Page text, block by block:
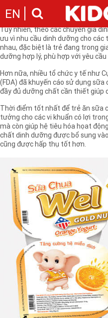
EN
Giới thiệu
Câu chuyện KIDO
Chặng đường
Cam kết của KIDO
Ngành hàng
Ngành dầu
Ngành gia vị
Ngành bánh
Tin tức
Tin tức & sự kiện
Thông cáo báo chí của
Thông điệp
Ban điều hành
Báo cáo
Các công ty thành viên
Liên hệ
Nghề nghiệp
Giới thiệu
Người Việt Nam thường có thói
sữa chua cho cả gia đình.
Tuy nhiên, theo các chuyên gia
ưu vì nhu cầu dinh dưỡng cho các
nhau, đặc biệt là trẻ đang trong
dưỡng hợp lý, phù hợp với yêu
Hơn nữa, nhiều tổ chức y tế như
(FDA) đã khuyến cáo sử dụng
đầy đủ dưỡng chất cần thiết giúp
Thời điểm tốt nhất để trẻ ăn sữa
tưởng cho các vi khuẩn có lợi
mà còn giúp hệ tiêu hóa họat
chất dinh dưỡng được bổ sung
cũng được hấp thụ tốt hơn.